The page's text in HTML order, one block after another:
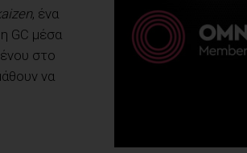
, ένα
GC μέσα
στο
να